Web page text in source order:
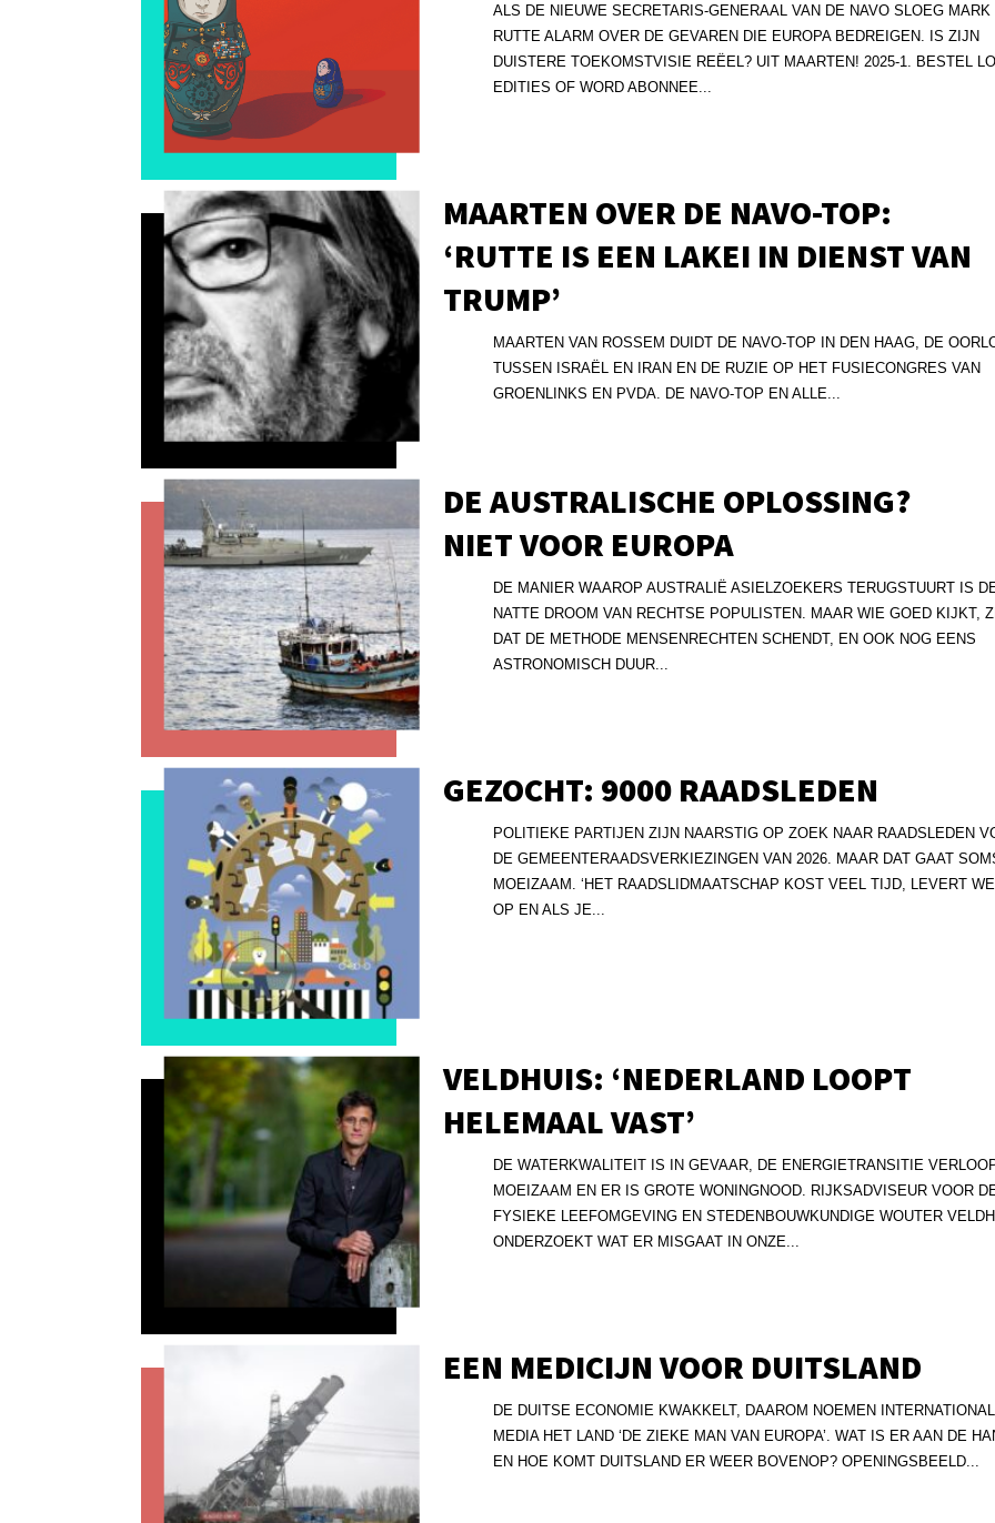
ALS DE NIEUWE SECRETARIS-GENERAAL VAN DE NAVO SLOEG MARK
RUTTE ALARM OVER DE GEVAREN DIE EUROPA BEDREIGEN. IS ZIJN
DUISTERE TOEKOMSTVISIE REËEL? UIT MAARTEN! 2025-1. BESTEL
EDITIES OF WORD ABONNEE...
MAARTEN OVER DE NAVO-TOP:
‘RUTTE IS EEN LAKEI IN DIENST VAN
TRUMP’
MAARTEN VAN ROSSEM DUIDT DE NAVO-TOP IN DEN HAAG, DE
TUSSEN ISRAËL EN IRAN EN DE RUZIE OP HET FUSIECONGRES VAN
GROENLINKS EN PVDA. DE NAVO-TOP EN ALLE...
DE AUSTRALISCHE OPLOSSING?
NIET VOOR EUROPA
DE MANIER WAAROP AUSTRALIË ASIELZOEKERS TERUGSTUURT IS
NATTE DROOM VAN RECHTSE POPULISTEN. MAAR WIE GOED KIJKT,
DAT DE METHODE MENSENRECHTEN SCHENDT, EN OOK NOG EENS
ASTRONOMISCH DUUR...
GEZOCHT: 9000 RAADSLEDEN
POLITIEKE PARTIJEN ZIJN NAARSTIG OP ZOEK NAAR RAADSLEDEN
DE GEMEENTERAADSVERKIEZINGEN VAN 2026. MAAR DAT GAAT
MOEIZAAM. ‘HET RAADSLIDMAATSCHAP KOST VEEL TIJD, LEVERT
OP EN ALS JE...
VELDHUIS: ‘NEDERLAND LOOPT
HELEMAAL VAST’
DE WATERKWALITEIT IS IN GEVAAR, DE ENERGIETRANSITIE
MOEIZAAM EN ER IS GROTE WONINGNOOD. RIJKSADVISEUR VOOR
FYSIEKE LEEFOMGEVING EN STEDENBOUWKUNDIGE WOUTER
ONDERZOEKT WAT ER MISGAAT IN ONZE...
EEN MEDICIJN VOOR DUITSLAND
DE DUITSE ECONOMIE KWAKKELT, DAAROM NOEMEN
MEDIA HET LAND ‘DE ZIEKE MAN VAN EUROPA’. WAT IS ER AAN DE
EN HOE KOMT DUITSLAND ER WEER BOVENOP? OPENINGSBEELD...